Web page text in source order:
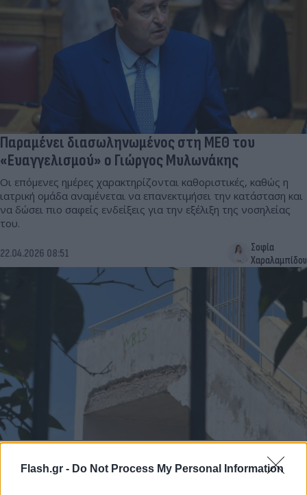
Flash.gr - Do Not Process My Personal Information
Παραμένει διασωληνωμένος στη ΜΕΘ του
«Ευαγγελισμού» ο Γιώργος Μυλωνάκης
Οι επόμενες ημέρες χαρακτηρίζονται καθοριστικές, καθώς η
ιατρική ομάδα αναμένεται να επανεκτιμήσει την κατάσταση και
να δώσει πιο σαφείς ενδείξεις για την εξέλιξη της νοσηλείας
του.
22.04.2026 08:51
Σοφία
Χαραλαμπίδου
Χαϊδάρι: Παραμένει σε κρίσιμη κατάσταση στη
ΜΕΘ η 13χρονη που έπεσε από μπαλκόνι